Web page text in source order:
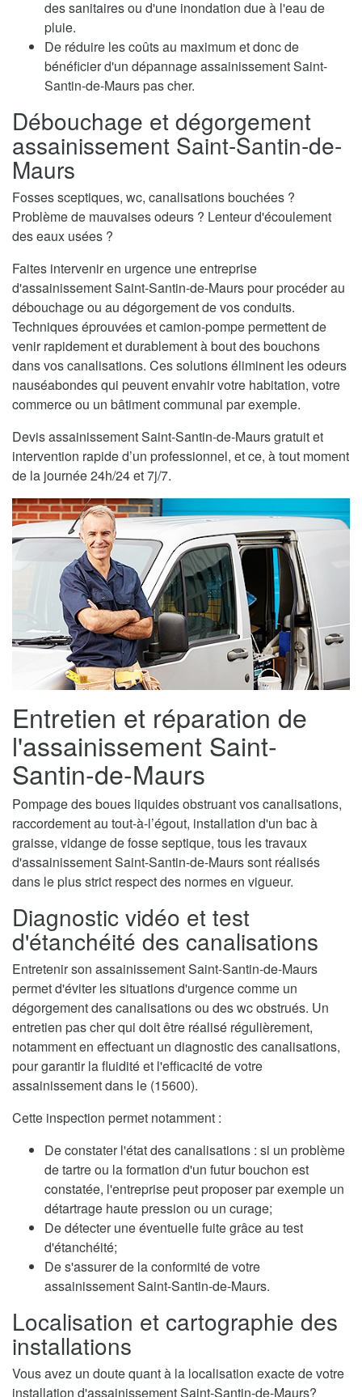
des sanitaires ou d'une inondation due à l'eau de
pluie.
De réduire les coûts au maximum et donc de
bénéficier d'un dépannage assainissement Saint-
Santin-de-Maurs pas cher.
Débouchage et dégorgement
assainissement Saint-Santin-de-
Maurs
Fosses sceptiques, wc, canalisations bouchées ?
Problème de mauvaises odeurs ? Lenteur d'écoulement
des eaux usées ?
Faites intervenir en urgence une entreprise
d'assainissement Saint-Santin-de-Maurs pour procéder au
débouchage ou au dégorgement de vos conduits.
Techniques éprouvées et camion-pompe permettent de
venir rapidement et durablement à bout des bouchons
dans vos canalisations. Ces solutions éliminent les odeurs
nauséabondes qui peuvent envahir votre habitation, votre
commerce ou un bâtiment communal par exemple.
Devis assainissement Saint-Santin-de-Maurs gratuit et
intervention rapide d’un professionnel, et ce, à tout moment
de la journée 24h/24 et 7j/7.
Entretien et réparation de
l'assainissement Saint-
Santin-de-Maurs
Pompage des boues liquides obstruant vos canalisations,
raccordement au tout-à-l’égout, installation d'un bac à
graisse, vidange de fosse septique, tous les travaux
d'assainissement Saint-Santin-de-Maurs sont réalisés
dans le plus strict respect des normes en vigueur.
Diagnostic vidéo et test
d'étanchéité des canalisations
Entretenir son assainissement Saint-Santin-de-Maurs
permet d'éviter les situations d'urgence comme un
dégorgement des canalisations ou des wc obstrués. Un
entretien pas cher qui doit être réalisé régulièrement,
notamment en effectuant un diagnostic des canalisations,
pour garantir la fluidité et l'efficacité de votre
assainissement dans le (15600).
Cette inspection permet notamment :
De constater l'état des canalisations : si un problème
de tartre ou la formation d'un futur bouchon est
constatée, l'entreprise peut proposer par exemple un
détartrage haute pression ou un curage;
De détecter une éventuelle fuite grâce au test
d'étanchéité;
De s'assurer de la conformité de votre
assainissement Saint-Santin-de-Maurs.
Localisation et cartographie des
installations
Vous avez un doute quant à la localisation exacte de votre
installation d'assainissement Saint-Santin-de-Maurs?